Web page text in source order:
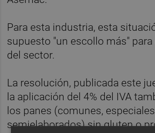
Para esta industria, esta
supuesto "un escollo más"
del sector.
La resolución, publicada este
la aplicación del 4% del IVA
los panes (comunes,
semielaborados) sin gluten o